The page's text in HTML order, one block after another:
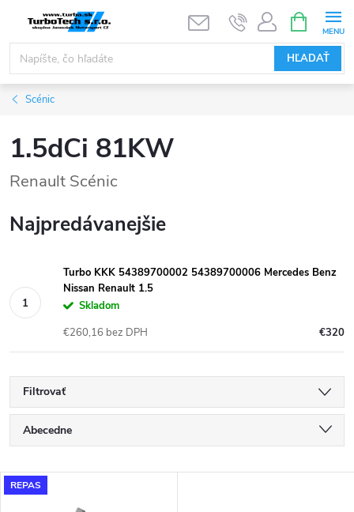
obsah
HĽADAŤ
KOŠÍK
Scénic
1.5dCi 81KW
Renault Scénic
Najpredávanejšie
Turbo KKK 54389700002 54389700006 Mercedes Benz
Nissan Renault 1.5
Skladom
€320
€260,16 bez DPH
Filtrovať
R
a
Abecedne
Najdrahšie
V
REPAS